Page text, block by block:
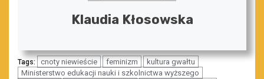
Klaudia Kłosowska
Tags: cnoty niewieście feminizm
kultura gwałtu
Ministerstwo edukacji nauki i szkolnictwa wyższego